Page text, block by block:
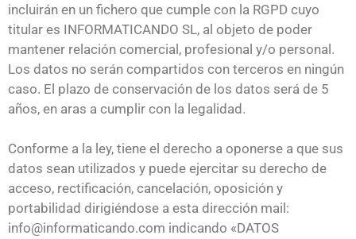
incluirán en un fichero que cumple con la RGPD cuyo
titular es INFORMATICANDO SL, al objeto de poder
mantener relación comercial, profesional y/o personal.
Los datos no serán compartidos con terceros en ningún
caso. El plazo de conservación de los datos será de 5
años, en aras a cumplir con la legalidad.
Conforme a la ley, tiene el derecho a oponerse a que sus
datos sean utilizados y puede ejercitar su derecho de
acceso, rectificación, cancelación, oposición y
portabilidad dirigiéndose a esta dirección mail:
info@informaticando.com indicando «DATOS